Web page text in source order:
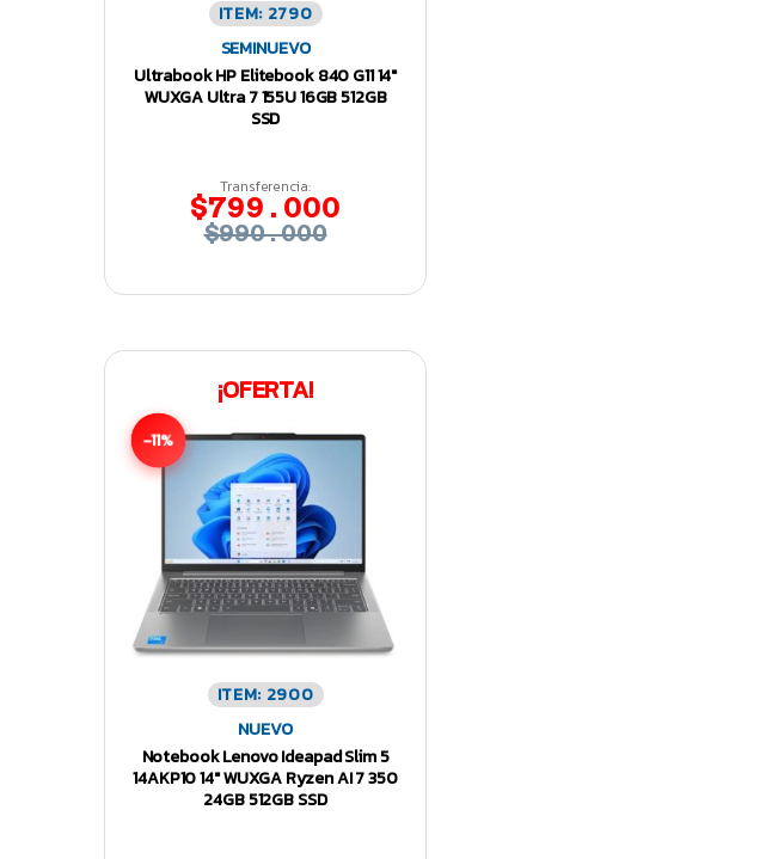
ITEM: 2790
SEMINUEVO
Ultrabook HP Elitebook 840 G11 14″
WUXGA Ultra 7 155U 16GB 512GB
SSD
Transferencia:
$799.000
$990.000
¡OFERTA!
-11%
ITEM: 2900
NUEVO
Notebook Lenovo Ideapad Slim 5
14AKP10 14″ WUXGA Ryzen AI 7 350
24GB 512GB SSD